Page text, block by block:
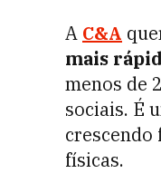
A C&A
mais
menos de
sociais. É
crescendo
físicas.